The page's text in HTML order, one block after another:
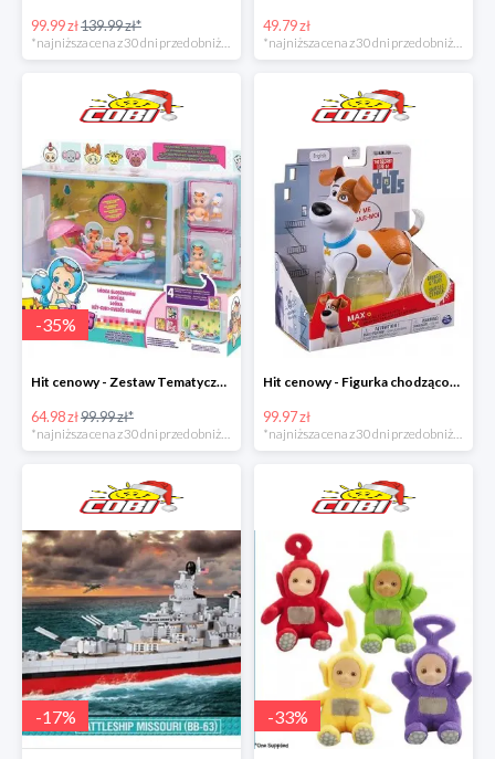
99.99 zł139.99 zł* 49.79 zł
-35%
Hit cenowy - Zestaw Tematyczny Twozies
64.98 zł99.99 zł*
*najniższa cena z 30 dni przed obniżką
Hit cenowy - Figurka chodząco-mówiąca Secret Life of Pets
99.97 zł
*najniższa cena z 30 dni przed obniżką
-17% -33%